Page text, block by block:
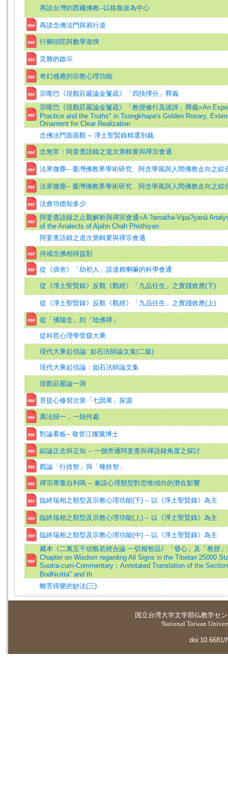
再談台灣的西藏佛教--以格魯派為中心
再談念佛法門與易行道
行腳頭陀與數學遊俠
災難的啟示
奇幻感應的宗教心理功能
宗喀巴《現觀莊嚴論金鬘疏》「四抉擇分」釋義
宗喀巴《現觀莊嚴論金鬘疏》「教授修行及諸諦」釋義=An
Practice and the Truths" in Tsongkhapa's Golden Rosary,
Ornament for Clear Realization
念佛法門面面觀 -- 淨土聖賢錄精選別裁
念無常：阿姜查語錄之道次第輯要與禪宗會通
法界微塵-- 臺灣佛教界學術研究、阿含學風與人間佛教走向之綜
法界微塵-- 臺灣佛教界學術研究、阿含學風與人間佛教走向之綜
法會功德知多少
阿姜查語錄之止觀解析與禪宗會通=A ?amatha-Vipa?yanā
of the Analects of Ajahn Chah Phothiyan
阿姜查語錄之道次第輯要與禪宗會通
持戒念佛相得益彰
從《俱舍》「劫初人」談達賴喇嘛的科學會通
從《淨土聖賢錄》反觀《觀經》「九品往生」之實踐效應(下)
從《淨土聖賢錄》反觀《觀經》「九品往生」之實踐效應(上)
從「佛隨念」到「唸佛禪」
從科哲心理學管窺大乘
現代大乘起信論: 如石法師論文集(二版)
現代大乘起信論：如石法師論文集
現觀莊嚴論一滴
菩提心修習次第「七因果」探源
萬法歸一，一歸何處
對論看板-- 敬答江燦騰博士
綜論正念與正知 -- 一個旁通阿姜查與禪語錄角度之探討
戲論「行捨智」與「種姓智」
禪宗專重自利嗎 -- 兼談心理類型對思惟傾向的潛在影響
臨終瑞相之類型及宗教心理功能(下) -- 以《淨土聖賢錄》為主
臨終瑞相之類型及宗教心理功能(上) -- 以《淨土聖賢錄》為主
臨終瑞相之類型及宗教心理功能(中) -- 以《淨土聖賢錄》為主
藏本《二萬五千頌般若經合論 一切相智品》「發心」及「教授
Chapter on Wisdom regarding All Signs in the Tibetan 25000
Suutra-cum-Commentary：Annotated Translation of the
Bodhicitta" and th
離苦得樂的妙法(三)
国立台湾大学文学部仏教学セ
National Taiwan
doi:10.6681/